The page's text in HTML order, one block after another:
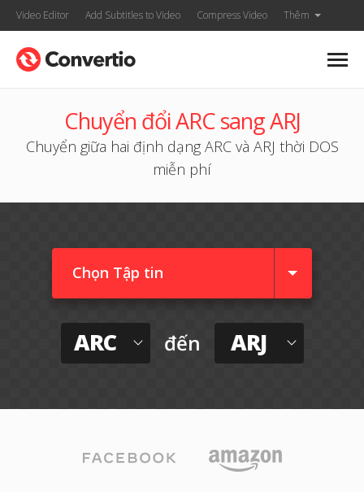
Video Editor Add Subtitles to Video Compress Video Thêm
Chuyển đổi ARC sang ARJ
Chuyển giữa hai định dạng ARC và ARJ thời DOS
miễn phí
Chọn Tập tin
ARC đến ARJ